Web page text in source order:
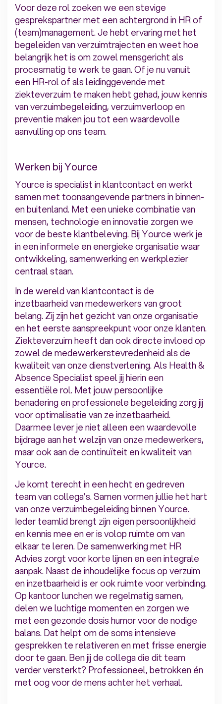
Voor deze rol zoeken we een stevige
gesprekspartner met een achtergrond in HR of
(team)management. Je hebt ervaring met het
begeleiden van verzuimtrajecten en weet hoe
belangrijk het is om zowel mensgericht als
procesmatig te werk te gaan. Of je nu vanuit
een HR-rol of als leidinggevende met
ziekteverzuim te maken hebt gehad, jouw kennis
van verzuimbegeleiding, verzuimverloop en
preventie maken jou tot een waardevolle
aanvulling op ons team.
Werken bij Yource
Yource is specialist in klantcontact en werkt
samen met toonaangevende partners in binnen-
en buitenland. Met een unieke combinatie van
mensen, technologie en innovatie zorgen we
voor de beste klantbeleving. Bij Yource werk je
in een informele en energieke organisatie waar
ontwikkeling, samenwerking en werkplezier
centraal staan.
In de wereld van klantcontact is de
inzetbaarheid van medewerkers van groot
belang. Zij zijn het gezicht van onze organisatie
en het eerste aanspreekpunt voor onze klanten.
Ziekteverzuim heeft dan ook directe invloed op
zowel de medewerkerstevredenheid als de
kwaliteit van onze dienstverlening. Als Health &
Absence Specialist speel jij hierin een
essentiële rol. Met jouw persoonlijke
benadering en professionele begeleiding zorg jij
voor optimalisatie van ze inzetbaarheid.
Daarmee lever je niet alleen een waardevolle
bijdrage aan het welzijn van onze medewerkers,
maar ook aan de continuïteit en kwaliteit van
Yource.
Je komt terecht in een hecht en gedreven
team van collega’s. Samen vormen jullie het hart
van onze verzuimbegeleiding binnen Yource.
Ieder teamlid brengt zijn eigen persoonlijkheid
en kennis mee en er is volop ruimte om van
elkaar te leren. De samenwerking met HR
Advies zorgt voor korte lijnen en een integrale
aanpak. Naast de inhoudelijke focus op verzuim
en inzetbaarheid is er ook ruimte voor verbinding.
Op kantoor lunchen we regelmatig samen,
delen we luchtige momenten en zorgen we
met een gezonde dosis humor voor de nodige
balans. Dat helpt om de soms intensieve
gesprekken te relativeren en met frisse energie
door te gaan. Ben jij de collega die dit team
verder versterkt? Professioneel, betrokken én
met oog voor de mens achter het verhaal.